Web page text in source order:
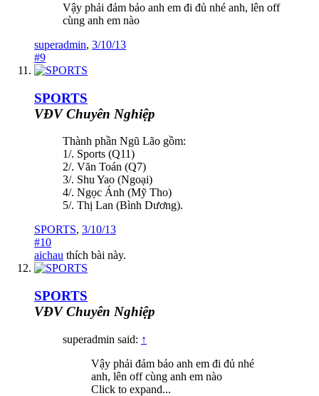
Vậy phải đảm bảo anh em đi đủ nhé anh, lên off
cùng anh em nào
superadmin, 3/10/13
#9
SPORTS
VĐV Chuyên Nghiệp
Thành phần Ngũ Lão gồm:
1/. Sports (Q11)
2/. Văn Toán (Q7)
3/. Shu Yao (Ngoại)
4/. Ngọc Ánh (Mỹ Tho)
5/. Thị Lan (Bình Dương).
SPORTS, 3/10/13
#10
aichau thích bài này.
SPORTS
VĐV Chuyên Nghiệp
superadmin said: ↑
Vậy phải đảm bảo anh em đi đủ nhé
anh, lên off cùng anh em nào
Click to expand...